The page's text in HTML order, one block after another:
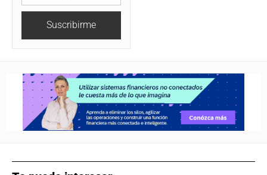
Suscribirme